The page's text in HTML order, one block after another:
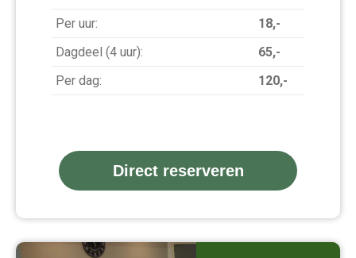
Per uur:
18,-
Dagdeel (4 uur):
65,-
Per dag:
120,-
Direct reserveren